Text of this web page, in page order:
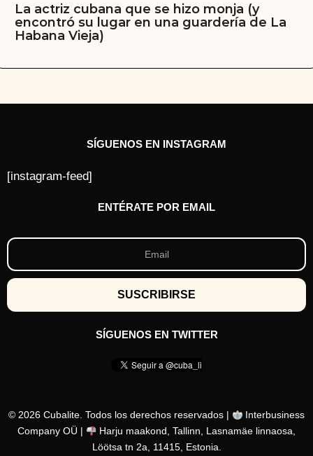
La actriz cubana que se hizo monja (y
encontró su lugar en una guardería de La
Habana Vieja)
SÍGUENOS EN INSTAGRAM
[instagram-feed]
ENTÉRATE POR EMAIL
SÍGUENOS EN TWITTER
© 2026 Cubalite. Todos los derechos reservados |
Interbusiness
Company OÜ |
Harju maakond, Tallinn, Lasnamäe linnaosa,
Löötsa tn 2a, 11415, Estonia.